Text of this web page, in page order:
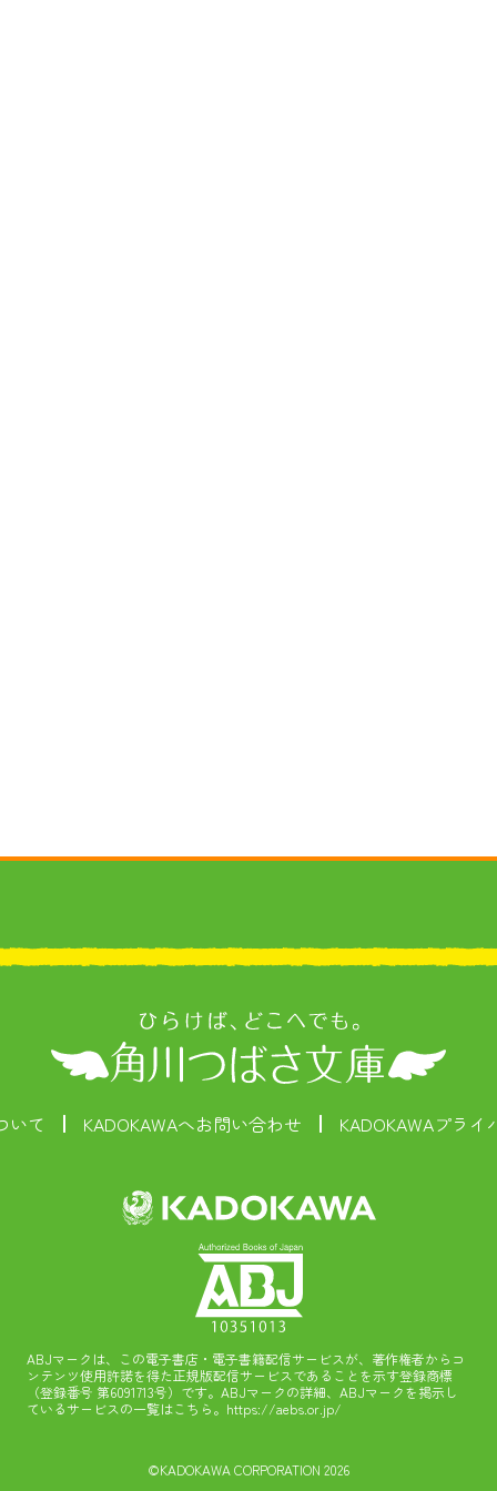
いて KADOKAWAへお問い合わせ KADOKAWAプラ
ABJマークは、この電子書店・電子書籍配信サービスが、著作権者からコ
ンテンツ使用許諾を得た正規版配信サービスであることを示す登録商標
（登録番号 第6091713号）です。ABJマークの詳細、ABJマークを掲示し
ているサービスの一覧はこちら。 https://aebs.or.jp/
©KADOKAWA CORPORATION 2026